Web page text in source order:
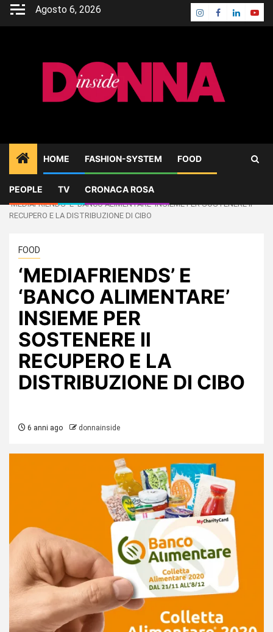
Skip
Agosto 6, 2026 Instagram
Facebook
Linkedin
HOME FASHION-SYSTEM FOOD
PEOPLE TV CRONACA ROSA
Home
FOOD
‘MEDIAFRIENDS’ E ‘BANCO ALIMENTARE’ INSIEME PER SOSTENERE Il
RECUPERO E LA DISTRIBUZIONE DI CIBO
FOOD
‘MEDIAFRIENDS’ E
‘BANCO ALIMENTARE’
INSIEME PER
SOSTENERE Il
RECUPERO E LA
DISTRIBUZIONE DI CIBO
6 anni ago donnainside